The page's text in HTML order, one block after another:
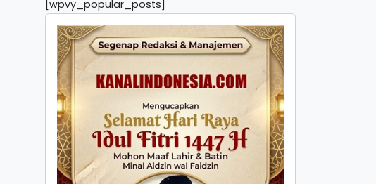
[wpvy_popular_posts]